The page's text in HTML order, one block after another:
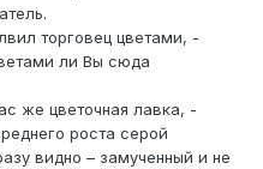
торговец цветами, -
ли Вы сюда
же цветочная лавка, -
роста серой
видно – замученный и не